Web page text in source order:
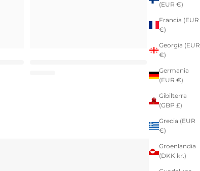
(EUR €)
Francia (EUR
€)
Georgia (EUR
€)
Germania
(EUR €)
Gibilterra
(GBP £)
Grecia (EUR
€)
Groenlandia
(DKK kr.)